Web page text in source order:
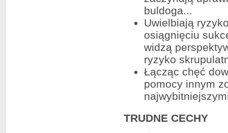
buldoga...
Uwielbiają
osiągnięciu
widzą
ryzyko
Łącząc chęć
pomocy innym
TRUDNE CECHY